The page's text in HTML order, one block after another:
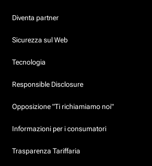
Diventa partner
Sicurezza sul Web
Tecnologia
Responsible Disclosure
Opposizione "Ti richiamiamo noi"
Informazioni per i consumatori
Trasparenza Tariffaria